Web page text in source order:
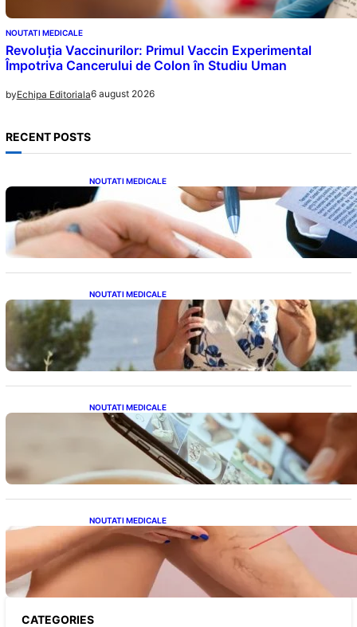
NOUTATI MEDICALE
Revoluția Vaccinurilor: Primul Vaccin Experimental
Împotriva Cancerului de Colon în Studiu Uman
byEchipa Editoriala6 august 2026
RECENT POSTS
NOUTATI MEDICALE
Acordul României cu Banca Mondială: O
Analiză Detaliată a Împrumutului și
Condițiilor Impuse
NOUTATI MEDICALE
Nașterea prințesei Eugenie la Lisabona: O
alegere plină de semnificație pentru familia
regală britanică
NOUTATI MEDICALE
Revoluția Bateriilor pentru Telefoane:
Avantaje, Provocări și Viitorul Tehnologiei
Energetice
NOUTATI MEDICALE
Varicele și Umflarea Picioarelor pe Caniculă:
Înțelegerea Simptomelor și Măsurilor de
Prevenție
CATEGORIES